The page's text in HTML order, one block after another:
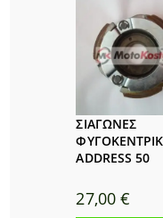
ΣΙΑΓΩΝΕΣ
ADDRESS 50
27,00€